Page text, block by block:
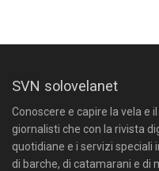
SVN solovelanet
Conoscere e capire la vela e
giornalisti che con la rivista
quotidiane e i servizi speciali
di barche, di catamarani e di